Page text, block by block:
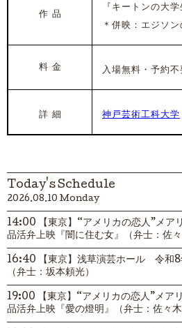
作 品
『キートンの大学
＊併映：エジソン
料 金 入場無料・予約不
詳 細 神戸芸術工科大学
Today's Schedule
2026.08.10 Monday
14:00 【東京】“アメリカの恋人”メア
品活弁上映『闇に住む女』（弁士：佐々
16:40 【東京】浅草演芸ホール 令和
（弁士：坂本頼光）
19:00 【東京】“アメリカの恋人”メア
品活弁上映『愛の燈明』（弁士：佐々木